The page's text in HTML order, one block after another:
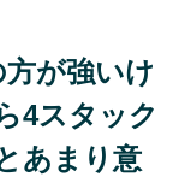
が強いけ
4スタック
あまり意